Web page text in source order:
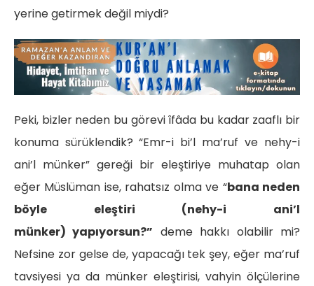
yerine getirmek değil miydi?
Peki, bizler neden bu görevi îfâda bu kadar zaaflı bir
konuma sürüklendik? “Emr-i bi’l ma’ruf ve nehy-i
ani’l münker” gereği bir eleştiriye muhatap olan
eğer Müslüman ise, rahatsız olma ve “bana neden
böyle eleştiri (nehy-i ani’l
münker) yapıyorsun?” deme hakkı olabilir mi?
Nefsine zor gelse de, yapacağı tek şey, eğer ma’ruf
tavsiyesi ya da münker eleştirisi, vahyin ölçülerine